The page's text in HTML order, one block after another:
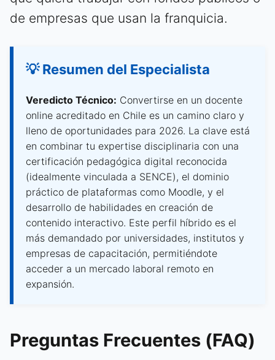
de empresas que usan la franquicia.
💡 Resumen del Especialista
Veredicto Técnico: Convertirse en un docente
online acreditado en Chile es un camino claro y
lleno de oportunidades para 2026. La clave está
en combinar tu expertise disciplinaria con una
certificación pedagógica digital reconocida
(idealmente vinculada a SENCE), el dominio
práctico de plataformas como Moodle, y el
desarrollo de habilidades en creación de
contenido interactivo. Este perfil híbrido es el
más demandado por universidades, institutos y
empresas de capacitación, permitiéndote
acceder a un mercado laboral remoto en
expansión.
Preguntas Frecuentes (FAQ)